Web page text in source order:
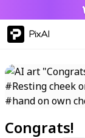
PixAI
Congrats!